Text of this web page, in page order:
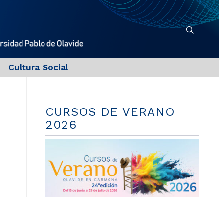
Cultura Social
CURSOS DE VERANO
2026